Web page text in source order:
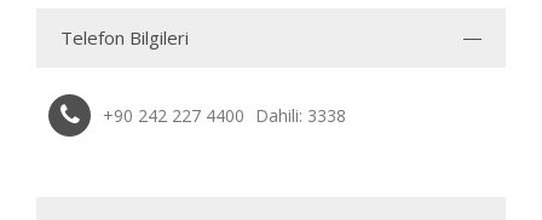
Telefon Bilgileri
+90 242 227 4400 Dahili: 3338